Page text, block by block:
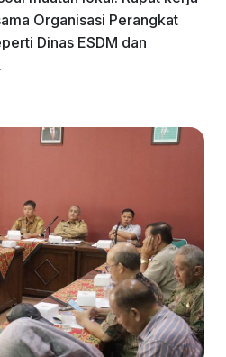
Organisasi Perangkat
Dinas ESDM dan